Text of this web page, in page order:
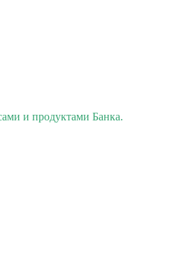
и продуктами Банка.